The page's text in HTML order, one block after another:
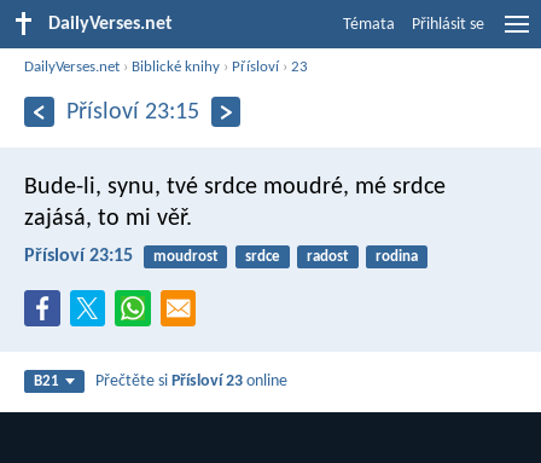
DailyVerses.net Témata Přihlásit se
DailyVerses.net › Biblické knihy › Přísloví›23
Přísloví 23:15
Bude-li, synu, tvé srdce moudré, mé srdce
zajásá, to mi věř.
Přísloví 23:15 moudrost srdce radost rodina
B21 Přečtěte siPřísloví 23 online